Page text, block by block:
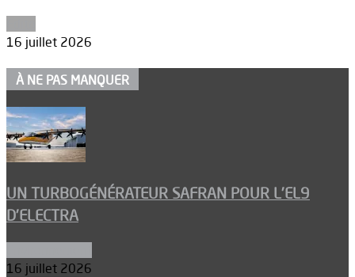
16 juillet 2026
À NE PAS MANQUER
UN TURBOGÉNÉRATEUR SAFRAN POUR L’EL9
D’ELECTRA
16 juillet 2026